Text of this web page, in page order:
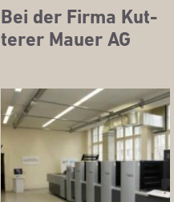
Bei der Fir­ma Kut­
te­rer Mau­er AG